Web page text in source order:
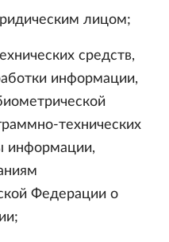
лицом;
средств,
информации,
технических
информации,
Федерации о